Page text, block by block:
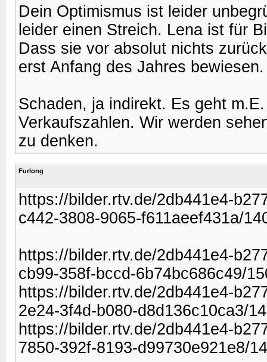
Dein Optimismus ist leider
leider einen Streich. Lena ist für
Dass sie vor absolut nichts
erst Anfang des Jahres bewiesen.
Schaden, ja indirekt. Es geht
Verkaufszahlen. Wir werden
zu denken.
Furlong
https://bilder.rtv.de/2db441e4-
c442-3808-9065-f611aeef431a/
https://bilder.rtv.de/2db441e4-
cb99-358f-bccd-6b74bc686c49/
https://bilder.rtv.de/2db441e4-
2e24-3f4d-b080-d8d136c10ca3/
https://bilder.rtv.de/2db441e4-
7850-392f-8193-d99730e921e8/